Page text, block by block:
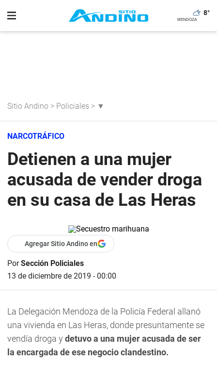
8°
Sitio Andino > Policiales > ▼
NARCOTRÁFICO
Detienen a una mujer
acusada de vender droga
en su casa de Las Heras
Agregar Sitio Andino en
PorSección Policiales
13 de diciembre de 2019 - 00:00
La Delegación Mendoza de la Policía Federal allanó
una vivienda en Las Heras, donde presuntamente se
vendía droga y detuvo a una mujer acusada de ser
la encargada de ese negocio clandestino.